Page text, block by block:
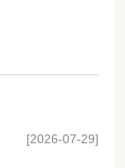
[2026-07-29]